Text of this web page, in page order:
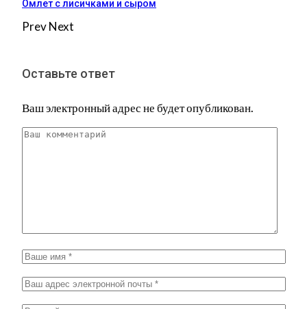
Омлет с лисичками и сыром
PrevNext
Оставьте ответ
Ваш электронный адрес не будет опубликован.